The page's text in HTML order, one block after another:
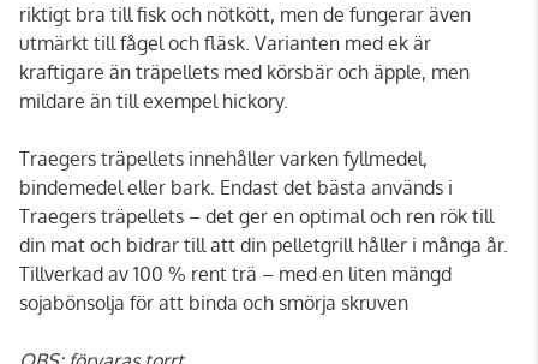
riktigt bra till fisk och nötkött, men de fungerar även
utmärkt till fågel och fläsk. Varianten med ek är
kraftigare än träpellets med körsbär och äpple, men
mildare än till exempel hickory.
Traegers träpellets innehåller varken fyllmedel,
bindemedel eller bark. Endast det bästa används i
Traegers träpellets – det ger en optimal och ren rök till
din mat och bidrar till att din pelletgrill håller i många år.
Tillverkad av 100 % rent trä – med en liten mängd
sojabönsolja för att binda och smörja skruven